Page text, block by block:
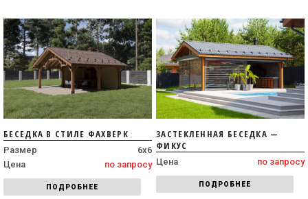
БЕСЕДКА В СТИЛЕ ФАХВЕРК
Размер
6х6
Цена
по запросу
ПОДРОБНЕЕ
ЗАСТЕКЛЕННАЯ БЕСЕДКА —
ФИКУС
Цена по запросу
ПОДРОБНЕЕ